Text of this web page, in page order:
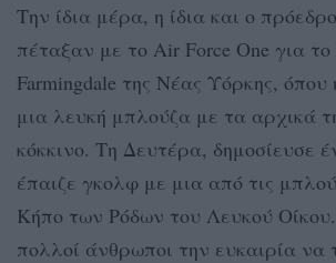
Την ίδια μέρα, η ίδια και ο
πέταξαν με το Air Force One για το
Farmingdale της Νέας Υόρκης,
μια λευκή μπλούζα με τα αρχικά
κόκκινο. Τη Δευτέρα, δημοσίευσε
έπαιζε γκολφ με μια από τις
Κήπο των Ρόδων του Λευκού
πολλοί άνθρωποι την ευκαιρία να